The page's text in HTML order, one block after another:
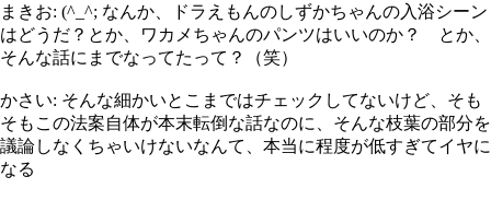
まきお: (^_^; なんか、ドラえもんのしずかちゃんの入浴シーン
はどうだ？とか、ワカメちゃんのパンツはいいのか？ とか、
そんな話にまでなってたって？（笑）
かさい: そんな細かいとこまではチェックしてないけど、そも
そもこの法案自体が本末転倒な話なのに、そんな枝葉の部分を
議論しなくちゃいけないなんて、本当に程度が低すぎてイヤに
なる